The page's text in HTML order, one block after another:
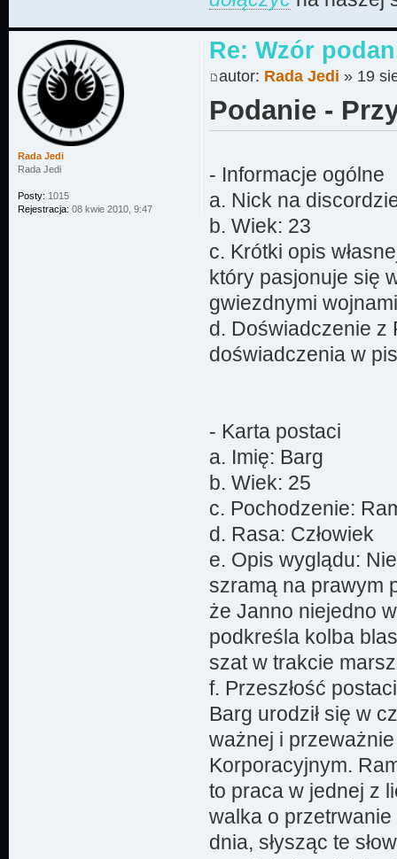
c. Pochodzenie:
d. Rasa:
e. Opis wyglądu:
f. Przeszłość
opis wydarzeń
miejscu
jak potoczyła
zakończyć.
który jest
postaci w
- Informacje
a. Skąd
Re: Wzór
autor: Rada Jedi » 19
Podanie -
- Informacje ogólne
a. Nick na
b. Wiek: 23
c. Krótki opis
który pasjonuje się
gwiezdnymi
d. Doświadczenie z
doświadczenia w
- Karta postaci
a. Imię: Barg
b. Wiek: 25
c. Pochodzenie:
d. Rasa: Człowiek
e. Opis wyglądu:
szramą na prawym
że Janno niejedno
podkreśla kolba
szat w trakcie
f. Przeszłość
Barg urodził się w
ważnej i
Korporacyjnym.
to praca w jednej z
walka o przetrwanie
dnia, słysząc te
Rada Jedi
Rada Jedi
Posty: 1015
Rejestracja: 08 kwie 2010, 9:47